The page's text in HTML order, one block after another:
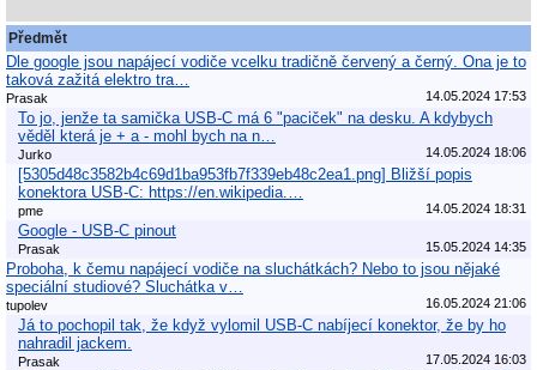
Předmět
Dle google jsou napájecí vodiče vcelku tradičně červený a černý. Ona je to
taková zažitá elektro tra…
Prasak 14.05.2024 17:53
To jo, jenže ta samička USB-C má 6 "paciček" na desku. A kdybych
věděl která je + a - mohl bych na n…
Jurko 14.05.2024 18:06
[5305d48c3582b4c69d1ba953fb7f339eb48c2ea1.png] Bližší popis
konektora USB-C: https://en.wikipedia.…
pme 14.05.2024 18:31
Google - USB-C pinout
Prasak 15.05.2024 14:35
Proboha, k čemu napájecí vodiče na sluchátkách? Nebo to jsou nějaké
speciální studiové? Sluchátka v…
tupolev 16.05.2024 21:06
Já to pochopil tak, že když vylomil USB-C nabíjecí konektor, že by ho
nahradil jackem.
Prasak 17.05.2024 16:03